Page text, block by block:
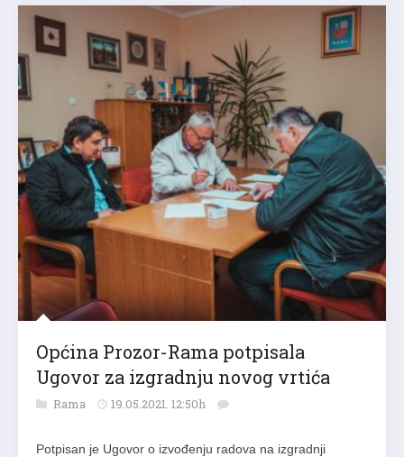
Općina Prozor-Rama potpisala
Ugovor za izgradnju novog vrtića
Rama 19.05.2021. 12:50h
Potpisan je Ugovor o izvođenju radova na izgradnji